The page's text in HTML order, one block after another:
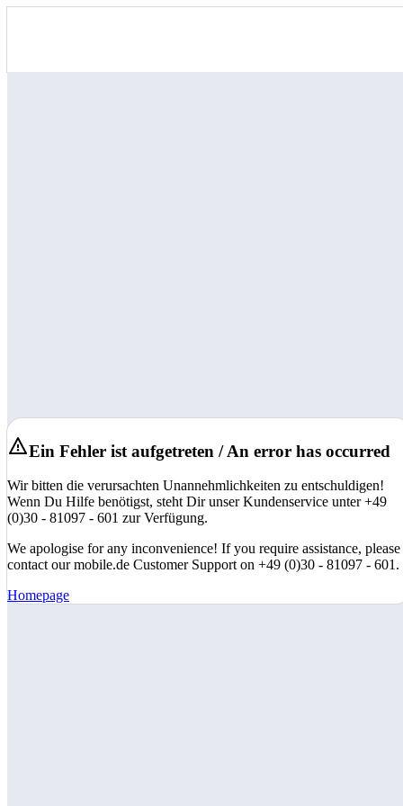
Ein Fehler ist aufgetreten / An error has occurred
Wir bitten die verursachten Unannehmlichkeiten zu entschuldigen!
Wenn Du Hilfe benötigst, steht Dir unser Kundenservice unter +49
(0)30 - 81097 - 601 zur Verfügung.
We apologise for any inconvenience! If you require assistance, please
contact our mobile.de Customer Support on +49 (0)30 - 81097 - 601.
Homepage